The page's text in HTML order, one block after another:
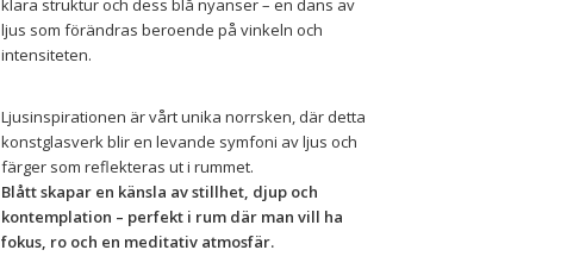
klara struktur och dess blå nyanser – en dans av
ljus som förändras beroende på vinkeln och
intensiteten.
Ljusinspirationen är vårt unika norrsken, där detta
konstglasverk blir en levande symfoni av ljus och
färger som reflekteras ut i rummet.
Blått skapar en känsla av stillhet, djup och
kontemplation – perfekt i rum där man vill ha
fokus, ro och en meditativ atmosfär.